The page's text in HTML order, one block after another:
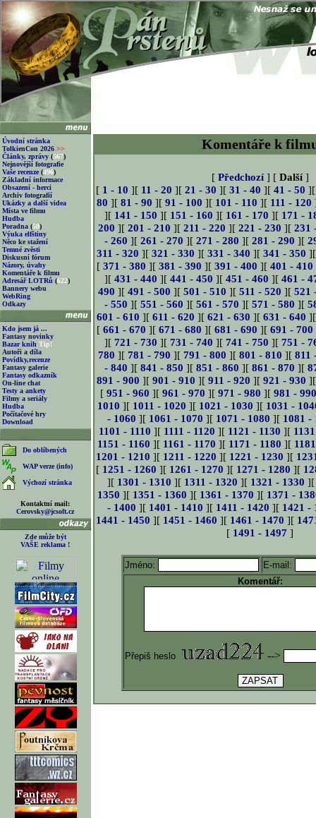
Úvodní stránka
TolkienCon 2026 >>
Články, zprávy (567)
Nejnovější fotografie
Vaše recenze (496)
Základní informace
Obsazení - herci
Archiv fotografií
Ukázky a další videa
Místa ve filmu
Hudba
Poradna (50)
Výuka elfštiny
Něco ke stažení
Temné zvěsti
Diskusní fórum
Názory, úvahy
Komentáře k filmu
Adresář LOTRů (622)
Bannery webu
WebRing
Odkazy
Kdo jsem já ...
Fantasy novinky
Bazar knih Tip!
Autoři a díla
Povídky,recenze
Fantasy galerie
Fantasy odkazník
On-line chat
Testy a ankety
Filmy a seriály
Hudba
Počítačové hry
Download
Do oblíbených
WAP verze (info)
Výchozí stránka
Kontaktní mail:
Cerovsky@jcsoft.cz
Zde může být
VAŠE reklama !
Komentáře k
[ Předchozí] [ Další]
[ 1 - 10 ][ 11 - 20 ][ 21 - 30 ][ 31 - 40 ][ 41 - 50
80 ][81 - 90 ][91 - 100 ][ 101 - 110 ][ 111 - 120
][ 141 - 150 ][ 151 - 160 ][ 161 - 170 ][ 171 -
200 ][ 201 - 210 ][ 211 - 220 ][ 221 - 230 ][ 231
- 260 ][ 261 - 270 ][ 271 - 280 ][ 281 - 290 ][
311 - 320 ][ 321 - 330 ][ 331 - 340 ][ 341 - 350
[ 371 - 380 ][ 381 - 390 ][ 391 - 400 ][ 401 - 410
][ 431 - 440 ][ 441 - 450 ][ 451 - 460 ][ 461 -
490 ][ 491 - 500 ][ 501 - 510 ][ 511 - 520 ][ 521
- 550 ][ 551 - 560 ][ 561 - 570 ][ 571 - 580 ][
601 - 610 ][ 611 - 620 ][ 621 - 630 ][ 631 - 640
[ 661 - 670 ][ 671 - 680 ][ 681 - 690 ][ 691 - 700
][ 721 - 730 ][ 731 - 740 ][ 741 - 750 ][ 751 -
780 ][ 781 - 790 ][ 791 - 800 ][ 801 - 810 ][ 811
- 840 ][ 841 - 850 ][ 851 - 860 ][ 861 - 870 ][
891 - 900 ][ 901 - 910 ][ 911 - 920 ][ 921 - 930
[951 - 960 ][961 - 970 ][971 - 980 ][981 -
1010 ][ 1011 - 1020 ][ 1021 - 1030 ][ 1031 -
- 1060 ][ 1061 - 1070 ][ 1071 - 1080 ][ 1081 -
1101 - 1110 ][ 1111 - 1120 ][ 1121 - 1130 ][
1151 - 1160 ][ 1161 - 1170 ][ 1171 - 1180 ][
1201 - 1210 ][ 1211 - 1220 ][ 1221 - 1230 ][
[ 1251 - 1260 ][ 1261 - 1270 ][ 1271 - 1280 ][
][ 1301 - 1310 ][ 1311 - 1320 ][ 1321 - 1330
1350 ][ 1351 - 1360 ][ 1361 - 1370 ][ 1371 -
- 1400 ][ 1401 - 1410 ][ 1411 - 1420 ][ 1421 -
1441 - 1450 ][ 1451 - 1460 ][ 1461 - 1470 ][
[ 1491 - 1497 ]
Jméno:
E-mail:
Komentář:
Přepiš heslo -->